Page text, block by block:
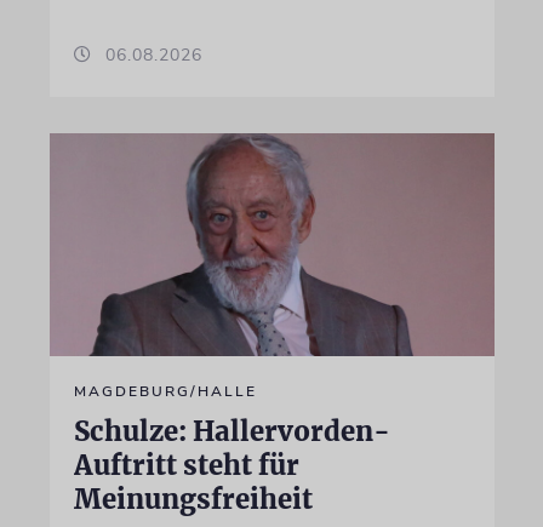
06.08.2026
MAGDEBURG/HALLE
Schulze: Hallervorden-
Auftritt steht für
Meinungsfreiheit